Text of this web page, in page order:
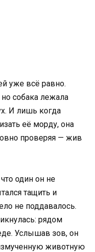
уже всё равно.
собака лежала
И лишь когда
её морду, она
проверяя — жив
один он не
тащить и
не поддавалось.
рядом
Услышав зов, он
животную